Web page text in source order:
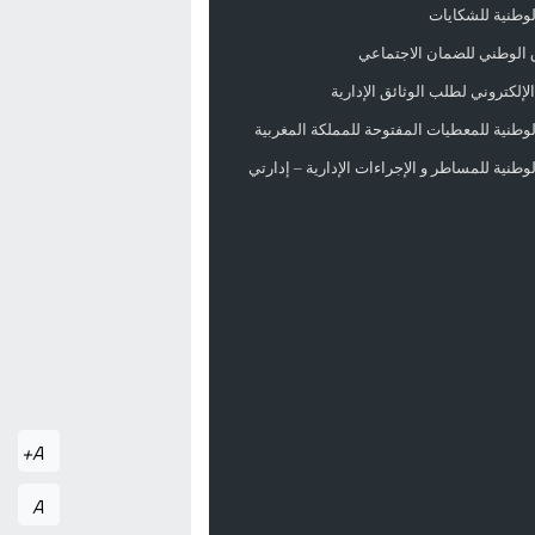
الوطنية للشكايات
الوطني للضمان الاجتماعي
لطلب الوثائق الإدارية
الوطنية للمعطيات المفتوحة للمملكة المغربية
الوطنية للمساطر و الإجراءات الإدارية – إدارتي
A+
A